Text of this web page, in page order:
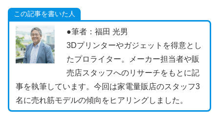
この記事を書いた人
●筆者：福田 光男
3Dプリンターやガジェットを得意とし
たプロライター。メーカー担当者や販
売店スタッフへのリサーチをもとに記
事を執筆しています。今回は家電量販店のスタッフ3
名に売れ筋モデルの傾向をヒアリングしました。